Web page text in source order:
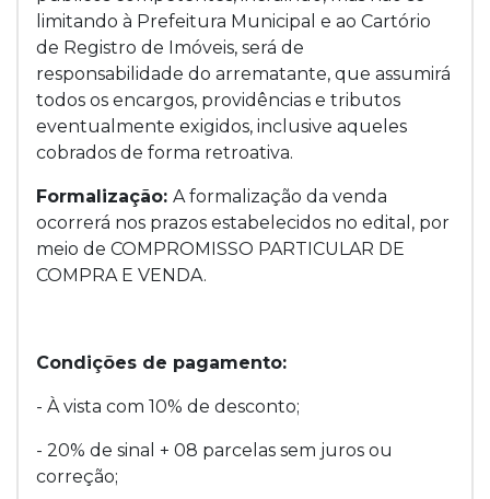
limitando à Prefeitura Municipal e ao Cartório
de Registro de Imóveis, será de
responsabilidade do arrematante, que assumirá
todos os encargos, providências e tributos
eventualmente exigidos, inclusive aqueles
cobrados de forma retroativa.
Formalização: A formalização da venda
ocorrerá nos prazos estabelecidos no edital, por
meio de COMPROMISSO PARTICULAR DE
COMPRA E VENDA.
Condições de pagamento:
- À vista com 10% de desconto;
- 20% de sinal + 08 parcelas sem juros ou
correção;